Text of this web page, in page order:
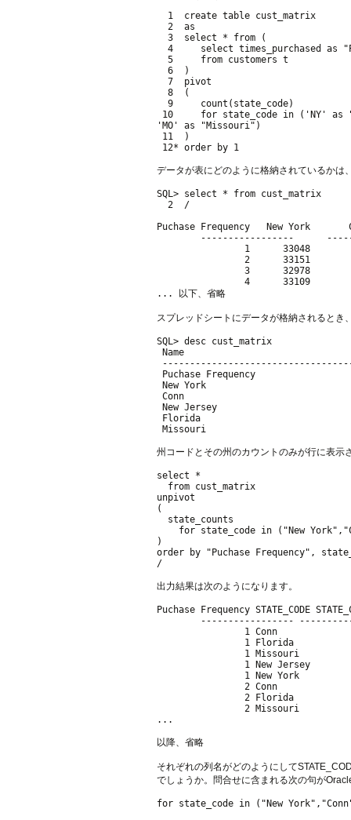
  1  create table cust_matrix
  2  as
  3  select * from (
4     select times_purchased as
  5     from customers t
  6  )
  7  pivot
  8  (
  9     count(state_code)
10     for state_code in ('NY' as
'MO' as "Missouri")
11  )
データが表にどのように格納されているかは
SQL> select * from cust_matrix
  2  /
Puchase Frequency   New York
-----------------
1      33048
2      33151
3      32978
4      33109
スプレッドシートにデータが格納されると
SQL> desc cust_matrix
Name
Puchase Frequency
New York
Conn
New Jersey
Florida
州コードとその州のカウントのみが行に表示
select *
  from cust_matrix
unpivot
(
  state_counts
for state_code in ("New
)
order by "Puchase Frequency",
出力結果は次のようになります。
Puchase Frequency STATE_CODE
-----------------
1 Conn
1 Florida
1 Missouri
1 New Jersey
1 New York
2 Conn
2 Florida
2 Missouri
...
以降、省略
それぞれの列名がどのようにして
でしょうか。問合せに含まれる次の句が